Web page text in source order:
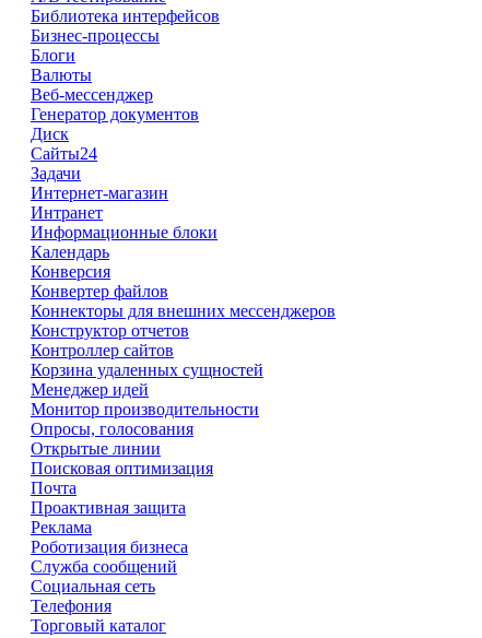
Библиотека интерфейсов
Бизнес-процессы
Блоги
Валюты
Веб-мессенджер
Генератор документов
Диск
Сайты24
Задачи
Интернет-магазин
Интранет
Информационные блоки
Календарь
Конверсия
Конвертер файлов
Коннекторы для внешних мессенджеров
Конструктор отчетов
Контроллер сайтов
Корзина удаленных сущностей
Менеджер идей
Монитор производительности
Опросы, голосования
Открытые линии
Поисковая оптимизация
Почта
Проактивная защита
Реклама
Роботизация бизнеса
Служба сообщений
Социальная сеть
Телефония
Торговый каталог